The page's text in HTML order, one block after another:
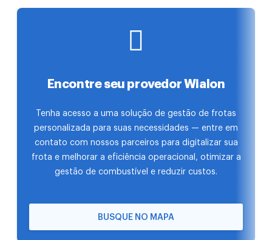
Encontre seu provedor Wialon
Tenha acesso a uma solução de gestão de frotas
personalizada para suas necessidades — entre em
contato com nossos parceiros para digitalizar sua
frota e melhorar a eficiência operacional, otimizar a
gestão de combustível e reduzir custos.
BUSQUE NO MAPA